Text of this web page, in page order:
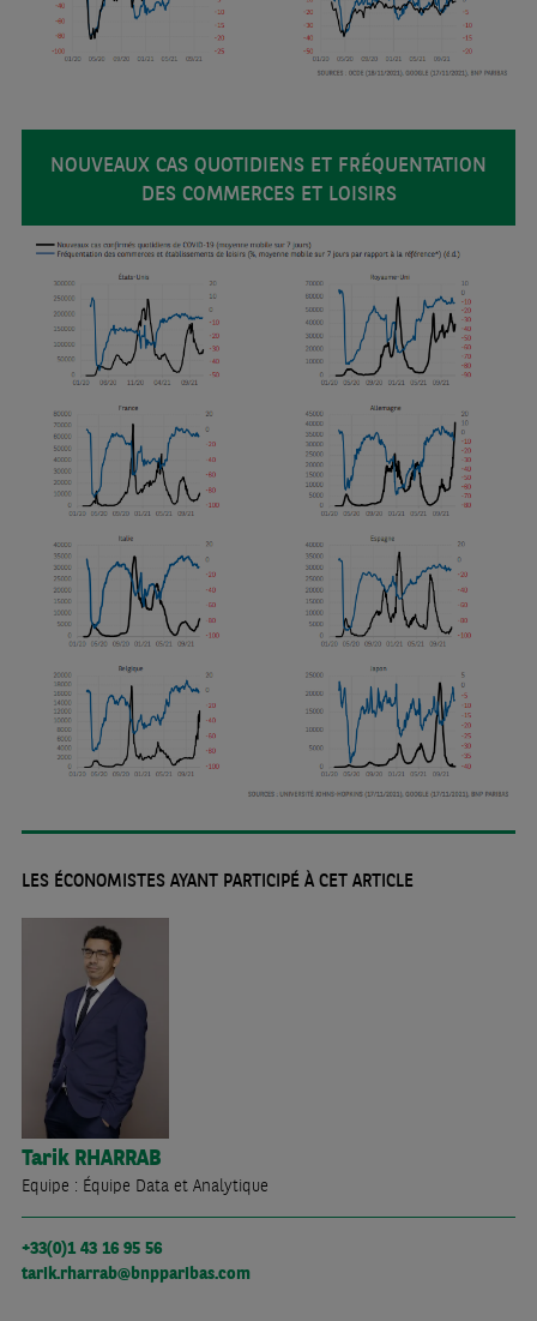
NOUVEAUX CAS QUOTIDIENS ET FRÉQUENTATION
DES COMMERCES ET LOISIRS
LES ÉCONOMISTES AYANT PARTICIPÉ À CET ARTICLE
Tarik RHARRAB
Equipe : Équipe Data et Analytique
+33(0)1 43 16 95 56
tarik.rharrab@bnpparibas.com